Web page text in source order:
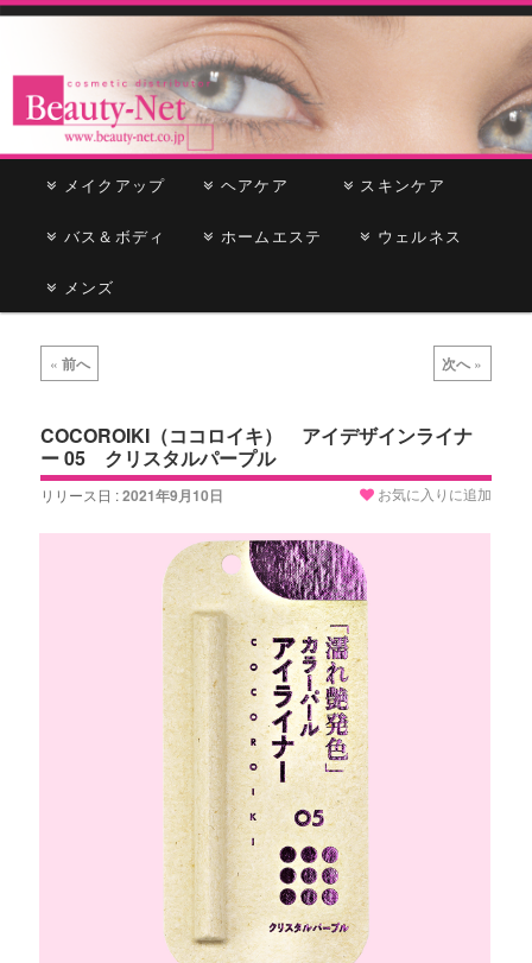
Beauty-Net
cosmetic distributor
ー
メ
イ
ン
テ
ン
サ
ブ
コ
ン
ツ
メイクアップ ヘアケア スキンケア
バス＆ボディ ホームエステ ウェルネス
メンズ
稿
ビ
ゲ
ー
シ
ョ
« 前へ 次へ »
COCOROIKI（ココロイキ） アイデザインライナ
ー 05 クリスタルパープル
リリース日 :2021年9月10日 お気に入りに追加